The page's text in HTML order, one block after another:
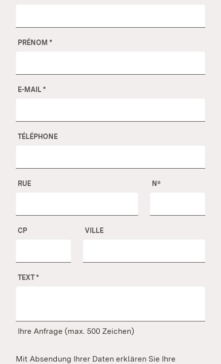
PRÉNOM *
E-MAIL*
TÉLÉPHONE
RUE Nº
CP VILLE
TEXT*
Ihre Anfrage (max. 500 Zeichen)
Mit Absendung Ihrer Daten erklären Sie Ihre